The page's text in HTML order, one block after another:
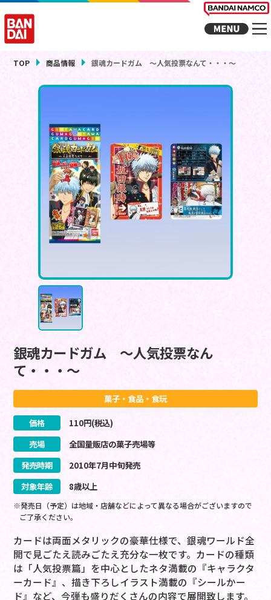
TOP 商品情報 銀魂カードガム ～人気投票なんて・・・～
銀魂カードガム ～人気投票なん
て・・・～
菓子・食品・食玩
価格 110円(税込)
売場
全国量販店の菓子売場等
発売時期
2010年7月中旬発売
対象年齢
8歳以上
※発売日（予定）は地域・店舗などによって異なる場合がございますので
ご了承ください。
カードは両面メタリックの豪華仕様で、銀魂ワールド全
開で見ごたえ読みごたえ充分な一枚です。カードの種類
は「人気投票篇」を中心としたネタ満載の『キャラクタ
ーカード』、描き下ろしイラスト満載の『シールかー
ド』など、今弾も盛りだくさんの内容で展開致します。